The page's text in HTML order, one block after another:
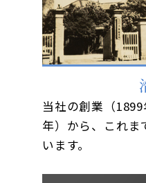
当社の創業（
年）から、これま
います。